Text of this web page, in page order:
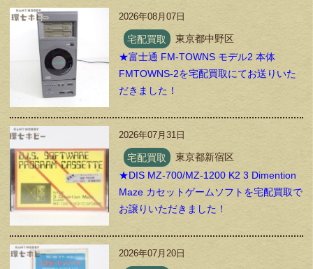
2026年08月07日
宅配買取
東京都中野区
★富士通 FM-TOWNS モデル2 本体
FMTOWNS-2を宅配買取にてお送りいた
だきました！
2026年07月31日
宅配買取
東京都新宿区
★DIS MZ-700/MZ-1200 K2 3 Dimention
Maze カセットゲームソフトを宅配買取で
お譲りいただきました！
2026年07月20日